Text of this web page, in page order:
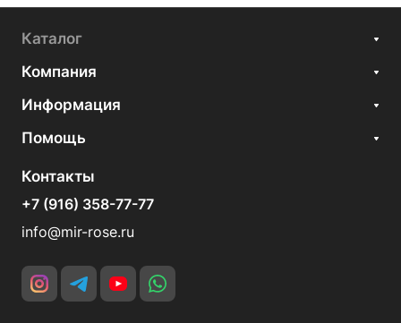
Каталог
Компания
Информация
Помощь
Контакты
+7 (916) 358-77-77
info@mir-rose.ru